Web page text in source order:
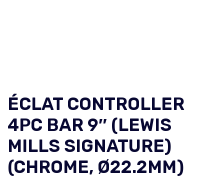
ÉCLAT CONTROLLER
4PC BAR 9″ (LEWIS
MILLS SIGNATURE)
(CHROME, Ø22.2MM)